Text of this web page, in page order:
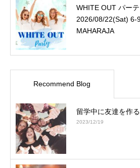
WHITE OUT パー
2026/08/22(Sat) 6-
MAHARAJA
Recommend Blog
留学中に友達を作
2023/12/19